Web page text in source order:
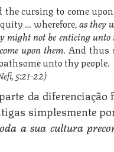
the cursing to come
… wherefore,as they
might not be enticing unto
upon them. And thus
unto thy people.
5:21-22)
da
simplesmente
a sua cultura